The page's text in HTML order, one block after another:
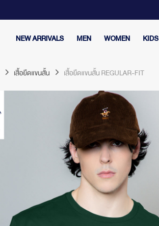
NEW ARRIVALS MEN WOMEN KIDS
เสื้อยืดแขนสั้น เสื้อยืดแขนสั้น REGULAR-FIT